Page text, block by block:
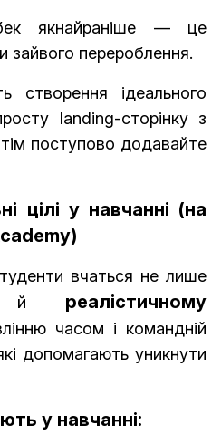
якнайраніше — це
зайвого перероблення.
створення ідеального
landing-сторінку з
поступово додавайте
цілі у навчанні (на
вчаться не лише
а й реалістичному
часом і командній
допомагають уникнути
у навчанні: